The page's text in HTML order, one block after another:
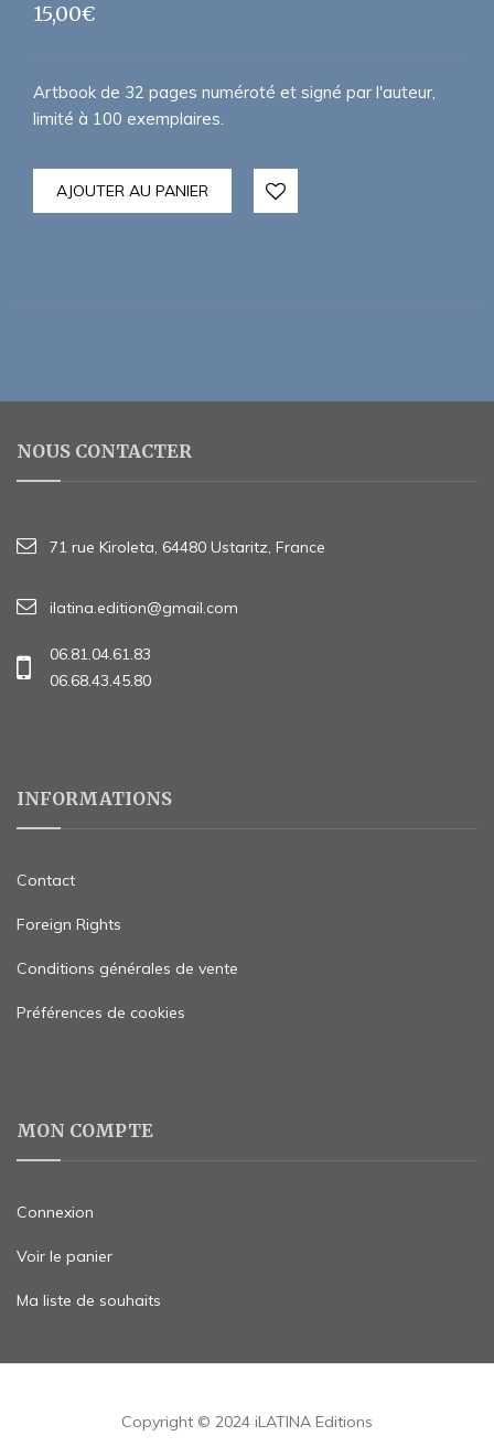
15,00€
Artbook de 32 pages numéroté et signé par l'auteur,
limité à 100 exemplaires.
AJOUTER AU PANIER
NOUS CONTACTER
71 rue Kiroleta, 64480 Ustaritz, France
ilatina.edition@gmail.com
06.81.04.61.83
06.68.43.45.80
INFORMATIONS
Contact
Foreign Rights
Conditions générales de vente
Préférences de cookies
MON COMPTE
Connexion
Voir le panier
Ma liste de souhaits
Copyright © 2024 iLATINA Editions